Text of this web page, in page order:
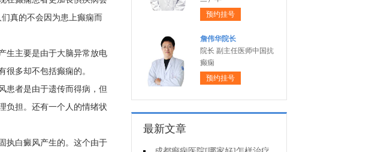
真的不会因为患上癫痫而
生主要是由于大脑异常放电
多却不包括癫痫的。
患者是由于遗传而得病，但
负担。还有一个人的情绪状
执白癜风产生的。这个由于
预约挂号
詹伟华院长
院长 副主任医师中国抗
癫痫
预约挂号
最新文章